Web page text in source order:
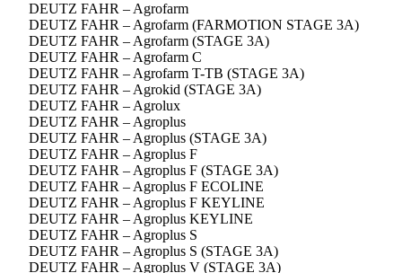
DEUTZ FAHR – Agrofarm
DEUTZ FAHR – Agrofarm (FARMOTION STAGE 3A)
DEUTZ FAHR – Agrofarm (STAGE 3A)
DEUTZ FAHR – Agrofarm C
DEUTZ FAHR – Agrofarm T-TB (STAGE 3A)
DEUTZ FAHR – Agrokid (STAGE 3A)
DEUTZ FAHR – Agrolux
DEUTZ FAHR – Agroplus
DEUTZ FAHR – Agroplus (STAGE 3A)
DEUTZ FAHR – Agroplus F
DEUTZ FAHR – Agroplus F (STAGE 3A)
DEUTZ FAHR – Agroplus F ECOLINE
DEUTZ FAHR – Agroplus F KEYLINE
DEUTZ FAHR – Agroplus KEYLINE
DEUTZ FAHR – Agroplus S
DEUTZ FAHR – Agroplus S (STAGE 3A)
DEUTZ FAHR – Agroplus V (STAGE 3A)